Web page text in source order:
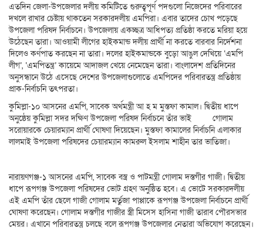
এতদিন জেলা-উপজেলার দলীয় কমিটিতে গুরুত্বপূর্ণ পদগুলো নিজেদের পরিবারের
দখলে রাখার চেষ্টায় থাকতেন সরকারদলীয় এমপিরা। এবার তাদের চোখ পড়েছে
উপজেলা পরিষদ নির্বাচনে। উপজেলায় একচ্ছত্র আধিপত্য প্রতিষ্ঠা করতে মরিয়া হয়ে
উঠেছেন তারা। আওয়ামী লীগের হাইকমান্ড দলীয় প্রার্থী না করতে বারবার নির্দেশনা
দিলেও কর্ণপাত করছেন না তারা। দলের হাইকমান্ডকে বুড়ো আঙুল দেখিয়ে ‘এমপি
লীগ’, ‘এমপিতন্ত্র’ কায়েমে আদাজল খেয়ে নেমেছেন তারা।বাংলাদেশ প্রতিদিনের
অনুসন্ধানে উঠে এসেছে দেশের উপজেলাগুলোতে এমপিদের পরিবারতন্ত্র প্রতিষ্ঠায়
প্রাক-নির্বাচনি তৎপরতা।
কুমিল্লা-১০ আসনের এমপি, সাবেক অর্থমন্ত্রী আ হ ম মুস্তফা কামাল। দ্বিতীয় ধাপে
অনুষ্ঠেয় কুমিল্লা সদর দক্ষিণ উপজেলা পরিষদ নির্বাচনে তাঁর ভাই গোলাম
সরোয়ারকে চেয়ারম্যান প্রার্থী ঘোষণা দিয়েছেন। মুস্তফা কামালের নির্বাচনি এলাকার
লালমাই উপজেলা পরিষদের চেয়ারম্যান কামরুল ইসলাম শাহীন তার ভাতিজা।
নারায়ণগঞ্জ-১ আসনের এমপি, সাবেক বস্ত্র ও পাটমন্ত্রী গোলাম দস্তগীর গাজী। দ্বিতীয়
ধাপে রূপগঞ্জ উপজেলা পরিষদের ভোট গ্রহণ অনুষ্ঠিত হবে। এ ভোটে সরকারদলীয়
এই এমপি তাঁর ছেলে গাজী গোলাম মর্তুজা পাপ্পাকে রূপগঞ্জ উপজেলা নির্বাচনে প্রার্থী
ঘোষণা করেছেন। গোলাম দস্তগীর গাজীর স্ত্রী মিসেস হাসিনা গাজী তারাব পৌরসভার
মেয়র। এখানে পরিবারতন্ত্র চলছে বলে রূপগঞ্জ উপজেলার নেতারা অভিযোগ করেছেন।